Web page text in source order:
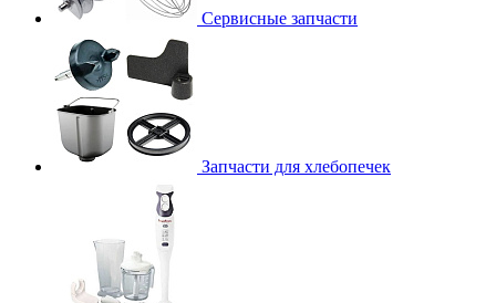
Сервисные запчасти
Запчасти для хлебопечек